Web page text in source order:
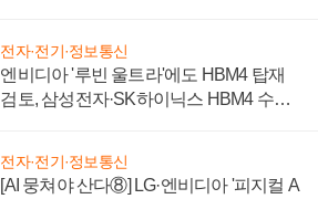
전자·전기·정보통신
엔비디아 '루빈 울트라'에도 HBM4 탑재
검토, 삼성전자·SK하이닉스 HBM4 수율
전자·전기·정보통신
[AI 뭉쳐야 산다⑧] LG·엔비디아 '피지컬 A